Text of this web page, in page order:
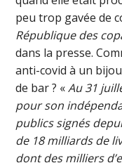
peu trop gavée de
République des
dans la presse.
anti-covid à un
de bar ? «Au 31
pour son
publics signés
de 18 milliards de
dont des milliers